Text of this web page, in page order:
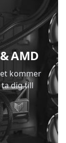
AMD
kommer
dig till